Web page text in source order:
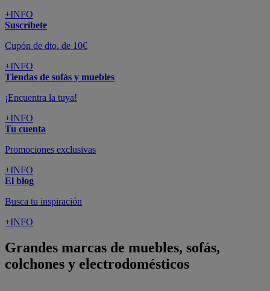
+INFO
Suscríbete
Cupón de dto. de 10€
+INFO
Tiendas de sofás y muebles
¡Encuentra la tuya!
+INFO
Tu cuenta
Promociones exclusivas
+INFO
El blog
Busca tu inspiración
+INFO
Grandes marcas de muebles, sofás,
colchones y electrodomésticos